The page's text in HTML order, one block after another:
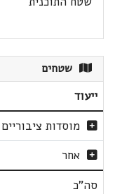
שטחים
ייעוד
מוסדות ציבוריים
אחר
סה"כ